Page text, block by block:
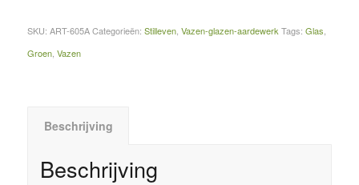
SKU: ART-605A Categorieën: Stilleven, Vazen-glazen-aardewerk Tags: Glas
Groen, Vazen
Beschrijving
Beschrijving